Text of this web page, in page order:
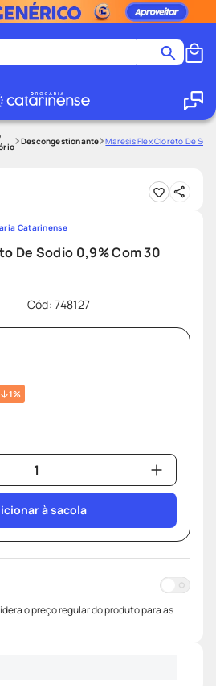
Descongestionante Maresis Flex Cloreto De
De Sodio 0,9% Com 30
Cód:748127
Catarinense
1%
à sacola
o preço regular do produto para as